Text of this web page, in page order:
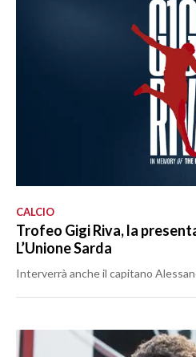
CALCIO
Trofeo Gigi Riva, la
L’Unione Sarda
Interverrà anche il capitano